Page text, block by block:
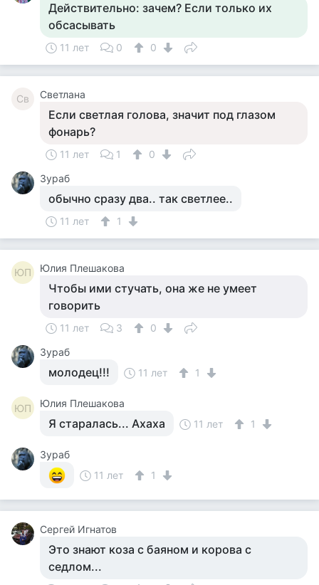
Действительно: зачем? Если только их
обсасывать
11 лет 0 0
Св Светлана
Если светлая голова, значит под глазом
фонарь?
11 лет 1
0
Зураб
обычно сразу два.. так светлее..
11 лет 1
ЮП Юлия Плешакова
Чтобы ими стучать, она же не умеет
говорить
11 лет 3
0
Зураб
молодец!!! 11 лет 1
ЮП Юлия Плешакова
Я старалась... Ахаха 11 лет 1
Зураб
11 лет
1
Сергей Игнатов
Это знают коза с баяном и корова с
седлом...